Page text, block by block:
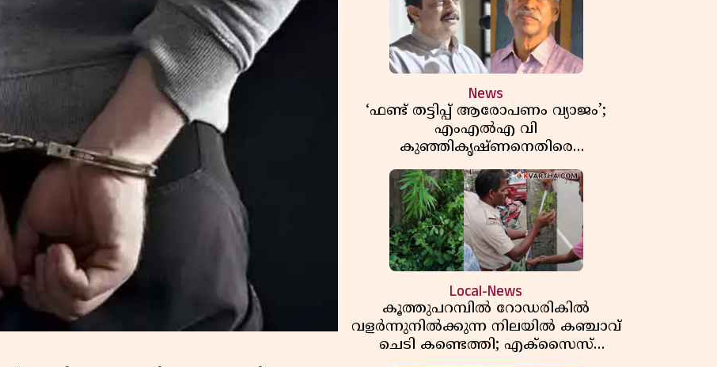
News
‘ഫണ്ട് തട്ടിപ്പ് ആരോപണം വ്യാജം’;
എംഎൽഎ വി
കുഞ്ഞികൃഷ്ണനെതിരെ
നിയമനടപടിയുമായി മുൻ എംഎൽഎ
ടി ഐ മധുസൂദനൻ
Local-News
കൂത്തുപറമ്പിൽ റോഡരികിൽ
വളർന്നുനിൽക്കുന്ന നിലയിൽ കഞ്ചാവ്
ചെടി കണ്ടെത്തി; എക്സൈസ്
കേസെടുത്തു